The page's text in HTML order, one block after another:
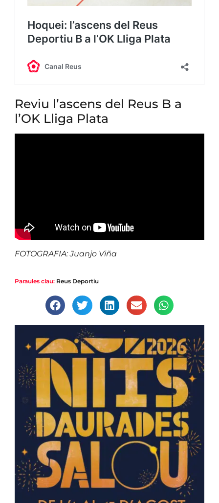
Reviu l’ascens del Reus B a
l’OK Lliga Plata
FOTOGRAFIA: Juanjo Viña
Paraules clau: Reus Deportiu